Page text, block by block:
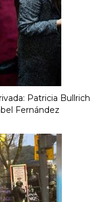
Patricia Bullrich
Fernández